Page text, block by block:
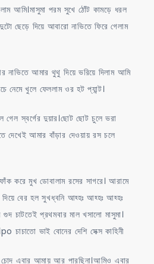
আমি।মাসুমা পরম সুখে ঠোঁট কামড়ে ধরল
দিয়ে আবারো নাভিতে ফিরে গেলাম
নাভিতে আমার থুথু দিয়ে ভরিয়ে দিলাম আমি
খুলে ফেললাম ওর হট প্যান্ট।
গেল স্বর্গের দুয়ার।ছোট ছোট চুলে ভরা
দেখেই আমার বাঁড়ার দেওয়ায় রস চলে
করে মুখ ডোবালাম রসের সাগরে। আরামে
বের হল সুখধ্বনি আহ্হঃ আহ্হঃ আহ্হঃ
চাটতেই প্রথমবার মাল খসালো মাসুমা।
ভাই বোনের দেশি সেক্স কাহিনী
এবার আমায় আর পারছিনা।আমিও এবার